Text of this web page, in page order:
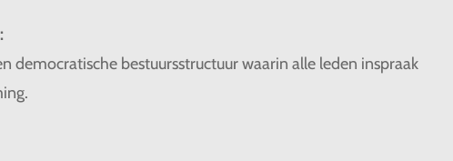
democratische bestuursstructuur waarin alle leden inspraak